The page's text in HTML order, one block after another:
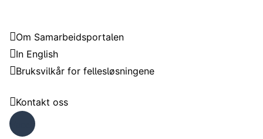
Om Samarbeidsportalen
In English
Bruksvilkår for fellesløsningene
Kontakt oss
Faceb